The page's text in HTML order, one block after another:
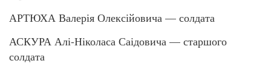
АРТЮХА Валерія Олексійовича — солдата
АСКУРА Алі-Ніколаса Саідовича — старшого
солдата